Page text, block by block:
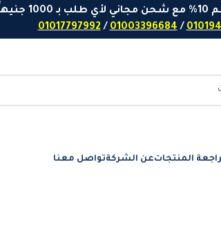
/
01003396684
/
01017797992
المنتجاتعن الشركةتواصل معنا